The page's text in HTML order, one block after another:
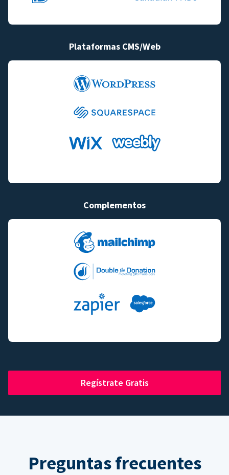
Plataformas CMS/Web
Complementos
Regístrate Gratis
Preguntas frecuentes